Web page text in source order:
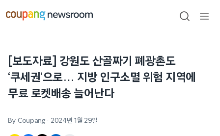
건너뛰기
검색
[보도자료] 강원도 산골짜기 폐광촌도
‘쿠세권’으로… 지방 인구소멸 위험 지역에
무료 로켓배송 늘어난다
By Coupang · 2024년 1월 29일